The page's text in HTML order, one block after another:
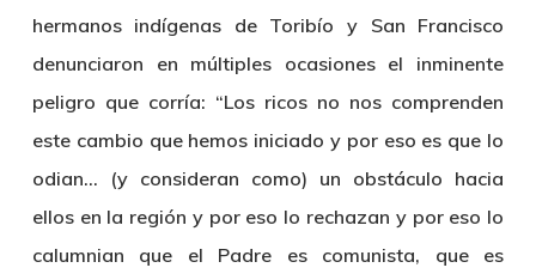
hermanos indígenas de Toribío y San Francisco
denunciaron en múltiples ocasiones el inminente
peligro que corría: “Los ricos no nos comprenden
este cambio que hemos iniciado y por eso es que lo
odian… (y consideran como) un obstáculo hacia
ellos en la región y por eso lo rechazan y por eso lo
calumnian que el Padre es comunista, que es